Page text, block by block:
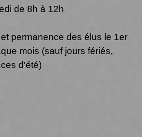
de 8h à 12h
permanence des élus le 1er
mois (sauf jours fériés,
d'été)